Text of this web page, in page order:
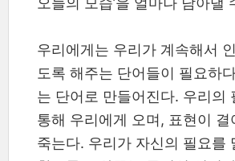
우리에게는 우리가 계속해서
도록 해주는 단어들이 필요하
는 단어로 만들어진다. 우리의
통해 우리에게 오며, 표현이 결
죽는다. 우리가 자신의 필요를